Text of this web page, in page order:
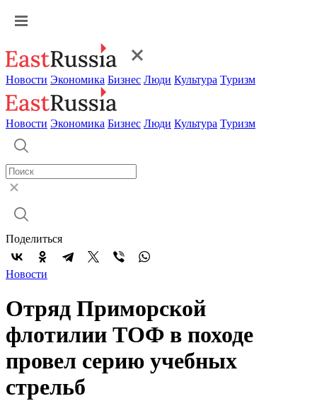
Новости Экономика Бизнес Люди Культура Туризм
Новости Экономика Бизнес Люди Культура Туризм
Поделиться
Новости
Отряд Приморской
флотилии ТОФ в походе
провел серию учебных
стрельб